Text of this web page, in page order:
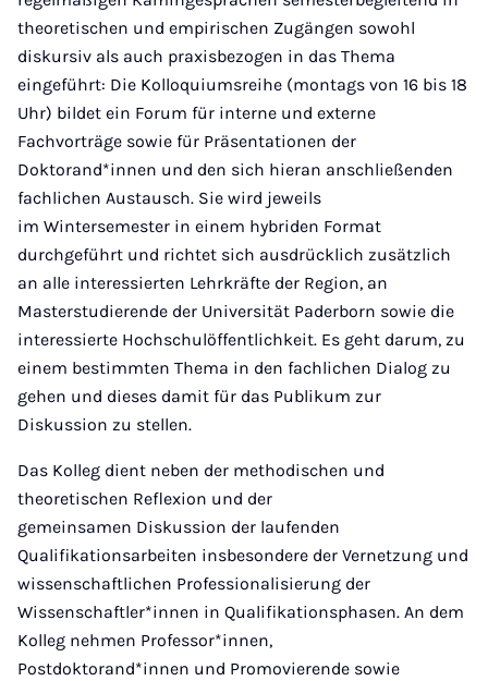
theoretischen und empirischen Zugängen sowohl
diskursiv als auch praxisbezogen in das Thema
eingeführt: Die Kolloquiumsreihe (montags von 16 bis 18
Uhr) bildet ein Forum für interne und externe
Fachvorträge sowie für Präsentationen der
Doktorand*innen und den sich hieran anschließenden
fachlichen Austausch. Sie wird jeweils
im Wintersemester in einem hybriden Format
durchgeführt und richtet sich ausdrücklich zusätzlich
an alle interessierten Lehrkräfte der Region, an
Masterstudierende der Universität Paderborn sowie die
interessierte Hochschulöffentlichkeit. Es geht darum, zu
einem bestimmten Thema in den fachlichen Dialog zu
gehen und dieses damit für das Publikum zur
Diskussion zu stellen.
Das Kolleg dient neben der methodischen und
theoretischen Reflexion und der
gemeinsamen Diskussion der laufenden
Qualifikationsarbeiten insbesondere der Vernetzung und
wissenschaftlichen Professionalisierung der
Wissenschaftler*innen in Qualifikationsphasen. An dem
Kolleg nehmen Professor*innen,
Postdoktorand*innen und Promovierende sowie